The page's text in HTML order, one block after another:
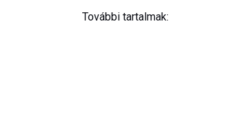
További tartalmak: